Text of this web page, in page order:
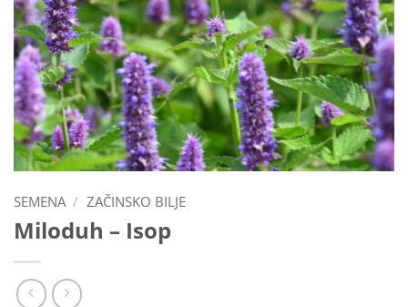
SEMENA / ZAČINSKO BILJE
Miloduh – Isop